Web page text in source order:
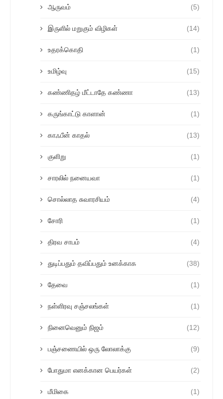
ஆருவம் (5)
இருளில் மறுகும் விழிகள் (14)
உதரக்கொதி (1)
உமிழ்வு (15)
கண்ணிதழ் மீட்டாதே கண்ணா (13)
கருங்காட்டு காளான் (1)
காஃபீன் காதல் (13)
குளிறு (1)
சாரலில் நனையவா (1)
சொல்லாத சுவாரசியம் (4)
சோரி (1)
திரவ சாபம் (4)
துடிப்பதும் தவிப்பதும் உனக்காக (38)
தேவை (1)
நள்ளிரவு சஞ்சலங்கள் (1)
நினைவெனும் நிஜம் (12)
பஞ்சணையில் ஒரு லோலாக்கு (9)
போதுமா எனக்கான பெயர்கள் (2)
மீமிகை (1)